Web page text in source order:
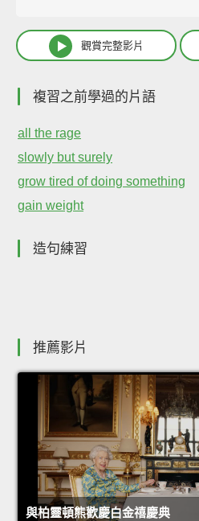
觀賞完整影片
複習之前學過的片語
all the rage
slowly but surely
grow tired of doing something
gain weight
造句練習
推薦影片
與柏靈頓熊歡慶白金禧慶典